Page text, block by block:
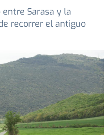
Sarasa y la
recorrer el antiguo